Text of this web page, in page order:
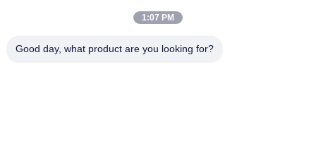
1:07 PM
Good day, what product are you looking for?